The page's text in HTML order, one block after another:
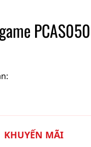
KHUYẾN MÃI